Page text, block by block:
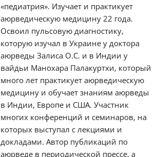
«педиатрия». Изучает и практикует
аюрведическую медицину 22 года.
Освоил пульсовую диагностику,
которую изучал в Украине у доктора
аюрведы Залиса О.С. и в Индии у
вайдьи Манохара Палакуртхи, который
много лет практикует аюрведическую
медицину и обучает знаниям аюрведы
в Индии, Европе и США. Участник
многих конференций и семинаров, на
которых выступал с лекциями и
докладами. Автор публикаций по
аюрведе в периодической прессе, а